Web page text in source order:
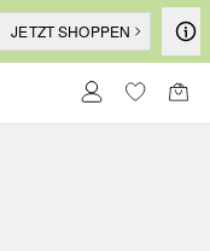
JETZT SHOPPEN